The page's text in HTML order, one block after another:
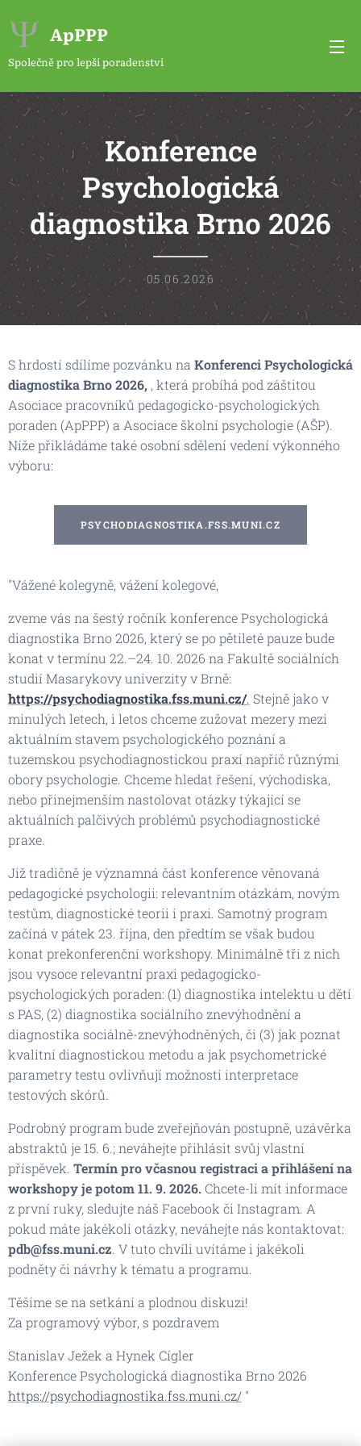
ApPPP
Společně pro lepší poradenství
Konference
Psychologická
diagnostika Brno 2026
05.06.2026
S hrdostí sdílíme pozvánku na Konferenci Psychologická
diagnostika Brno 2026, , která probíhá pod záštitou
Asociace pracovníků pedagogicko-psychologických
poraden (ApPPP) a Asociace školní psychologie (AŠP).
Níže přikládáme také osobní sdělení vedení výkonného
výboru:
PSYCHODIAGNOSTIKA.FSS.MUNI.CZ
"Vážené kolegyně, vážení kolegové,
zveme vás na šestý ročník konference Psychologická
diagnostika Brno 2026, který se po pětileté pauze bude
konat v termínu 22.–24. 10. 2026 na Fakultě sociálních
studií Masarykovy univerzity v Brně:
https://psychodiagnostika.fss.muni.cz/. Stejně jako v
minulých letech, i letos chceme zužovat mezery mezi
aktuálním stavem psychologického poznání a
tuzemskou psychodiagnostickou praxí napříč různými
obory psychologie. Chceme hledat řešení, východiska,
nebo přinejmenším nastolovat otázky týkající se
aktuálních palčivých problémů psychodiagnostické
praxe.
Již tradičně je významná část konference věnovaná
pedagogické psychologii: relevantním otázkám, novým
testům, diagnostické teorii i praxi. Samotný program
začíná v pátek 23. října, den předtím se však budou
konat prekonferenční workshopy. Minimálně tři z nich
jsou vysoce relevantní praxi pedagogicko-
psychologických poraden: (1) diagnostika intelektu u dětí
s PAS, (2) diagnostika sociálního znevýhodnění a
diagnostika sociálně-znevýhodněných, či (3) jak poznat
kvalitní diagnostickou metodu a jak psychometrické
parametry testu ovlivňují možnosti interpretace
testových skórů.
Podrobný program bude zveřejňován postupně, uzávěrka
abstraktů je 15. 6.; neváhejte přihlásit svůj vlastní
příspěvek. Termín pro včasnou registraci a přihlášení na
workshopy je potom 11. 9. 2026.Chcete-li mít informace
z první ruky, sledujte náš Facebook či Instagram. A
pokud máte jakékoli otázky, neváhejte nás kontaktovat:
pdb@fss.muni.cz. V tuto chvíli uvítáme i jakékoli
podněty či návrhy k tématu a programu.
Těšíme se na setkání a plodnou diskuzi!
Za programový výbor, s pozdravem
Stanislav Ježek a Hynek Cígler
Konference Psychologická diagnostika Brno 2026
https://psychodiagnostika.fss.muni.cz/ "